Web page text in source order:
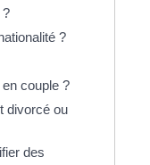
?
?
couple ?
divorcé ou
des